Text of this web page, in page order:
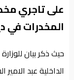
المخدرات في
حيث ذكر بيان
الداخلية عبد